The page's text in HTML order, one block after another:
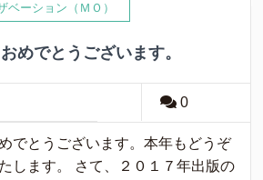
ベーション（ＭＯ）
めでとうございます。
0
でとうございます。本年もどうぞ
します。 さて、２０１７年出版の